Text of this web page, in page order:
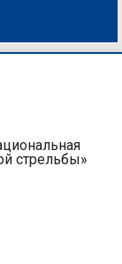
стрельбы»